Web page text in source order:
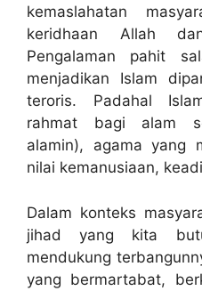
kemaslahatan
keridhaan Allah
Pengalaman pahit
menjadikan Islam
teroris. Padahal
rahmat bagi alam
alamin), agama yang
nilai kemanusiaan,
Dalam konteks
jihad yang kita
mendukung
yang bermartabat,